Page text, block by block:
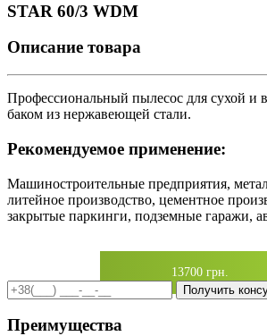
STAR 60/3 WDM
Описание товара
Профессиональный пылесос для сухой и
баком из нержавеющей стали.
Рекомендуемое применение:
Машиностроительные предприятия,
литейное производство, цементное
закрытые паркинги, подземные гаражи,
13700 грн.
Преимущества